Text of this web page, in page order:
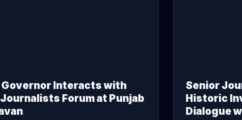
Governor Interacts with
Forum at Punjab
Senior
Historic
Dialogue